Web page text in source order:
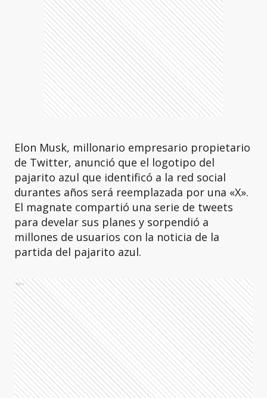
Elon Musk, millonario empresario propietario
de Twitter, anunció que el logotipo del
pajarito azul que identificó a la red social
durantes años será reemplazada por una «X».
El magnate compartió una serie de tweets
para develar sus planes y sorpendió a
millones de usuarios con la noticia de la
partida del pajarito azul.
Ads